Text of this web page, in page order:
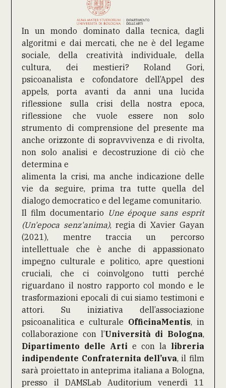
In un mondo dominato dalla tecnica, dagli
algoritmi e dai mercati, che ne è del legame
sociale, della creatività individuale, della
cultura, dei mestieri? Roland Gori,
psicoanalista e cofondatore dell’Appel des
appels, porta avanti da anni una lucida
riflessione sulla crisi della nostra epoca,
riflessione che vuole essere non solo
strumento di comprensione del presente ma
anche orizzonte di sopravvivenza e di rivolta,
non solo analisi e decostruzione di ciò che
determina e
alimenta la crisi, ma anche indicazione delle
vie da seguire, prima tra tutte quella del
dialogo democratico e del legame comunitario.
Il film documentario Une époque sans esprit
(Un'epoca senz'anima), regia di Xavier Gayan
(2021), mentre traccia un percorso
intellettuale che è anche di appassionato
impegno culturale e politico, apre questioni
cruciali, che ci coinvolgono tutti perché
riguardano il nostro rapporto col mondo e le
trasformazioni epocali di cui siamo testimoni e
attori. Su iniziativa dell’associazione
psicoanalitica e culturale OfficinaMentis, in
collaborazione con l’Università di Bologna,
Dipartimento delle Arti e con la libreria
indipendente Confraternita dell’uva, il film
sarà proiettato in anteprima italiana a Bologna,
presso il DAMSLab Auditorium venerdì 11